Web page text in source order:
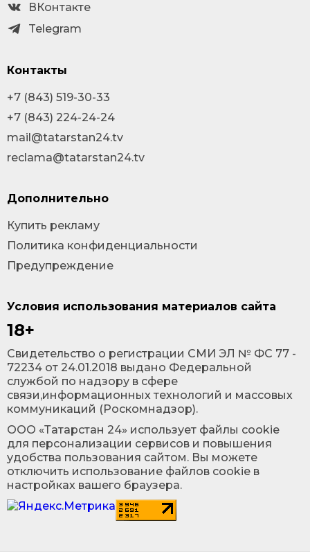
Условия использования материалов сайта
18+
Cвидетельство о регистрации СМИ ЭЛ № ФС 77 -
72234 от 24.01.2018 выдано Федеральной
службой по надзору в сфере
связи,информационных технологий и массовых
коммуникаций (Роскомнадзор).
ООО «Татарстан 24» использует файлы cookie
для персонализации сервисов и повышения
удобства пользования сайтом. Вы можете
отключить использование файлов cookie в
настройках вашего браузера.
ВКонтакте
Telegram
Контакты
+7 (843) 519-30-33
+7 (843) 224-24-24
mail@tatarstan24.tv
reclama@tatarstan24.tv
Дополнительно
Купить рекламу
Политика конфиденциальности
Предупреждение